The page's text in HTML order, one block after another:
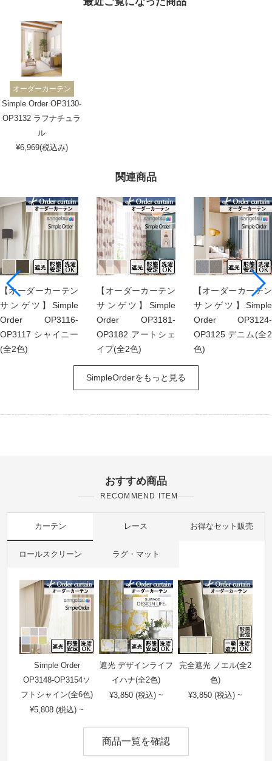
関連商品
【オーダーカーテン
サンゲツ】Simple
Order OP3116-
OP3117 シャイニー
(全2色)
【オーダーカーテン
サンゲツ】Simple
Order OP3181-
OP3182 アートシェ
イプ(全2色)
【オーダーカーテン
サンゲツ】Simple
Order OP3124-
OP3125 デニム(全2
色)
SimpleOrderをもっと見る
オーダーカーテン
Simple Order OP3130-
OP3132 ラフナチュラ
ル
¥6,969(税込み)
おすすめ商品
RECOMMEND ITEM
カーテン レース お得なセット販売
ロールスクリーン ラグ・マット
Simple Order
OP3148-OP3154ソ
フトシャイン(全6色)
¥5,808 (税込) ~
遮光 デザインライフ
イハナ(全2色)
¥3,850 (税込) ~
完全遮光 ノエル(全2
色)
¥3,850 (税込) ~
商品一覧を確認